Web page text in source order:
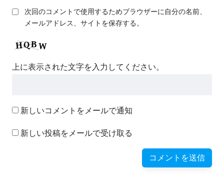
次回のコメントで使用するためブラウザーに自分の名前、
メールアドレス、サイトを保存する。
上に表示された文字を入力してください。
新しいコメントをメールで通知
新しい投稿をメールで受け取る